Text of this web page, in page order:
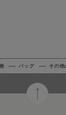
バッグ その他